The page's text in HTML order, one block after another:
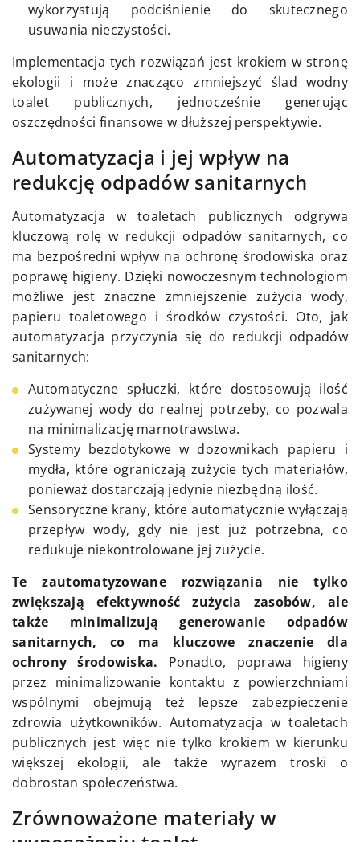
wykorzystują podciśnienie do skutecznego
usuwania nieczystości.
Implementacja tych rozwiązań jest krokiem w stronę
ekologii i może znacząco zmniejszyć ślad wodny
toalet publicznych, jednocześnie generując
oszczędności finansowe w dłuższej perspektywie.
Automatyzacja i jej wpływ na
redukcję odpadów sanitarnych
Automatyzacja w toaletach publicznych odgrywa
kluczową rolę w redukcji odpadów sanitarnych, co
ma bezpośredni wpływ na ochronę środowiska oraz
poprawę higieny. Dzięki nowoczesnym technologiom
możliwe jest znaczne zmniejszenie zużycia wody,
papieru toaletowego i środków czystości. Oto, jak
automatyzacja przyczynia się do redukcji odpadów
sanitarnych:
Automatyczne spłuczki, które dostosowują ilość
zużywanej wody do realnej potrzeby, co pozwala
na minimalizację marnotrawstwa.
Systemy bezdotykowe w dozownikach papieru i
mydła, które ograniczają zużycie tych materiałów,
ponieważ dostarczają jedynie niezbędną ilość.
Sensoryczne krany, które automatycznie wyłączają
przepływ wody, gdy nie jest już potrzebna, co
redukuje niekontrolowane jej zużycie.
Te zautomatyzowane rozwiązania nie tylko
zwiększają efektywność zużycia zasobów, ale
także minimalizują generowanie odpadów
sanitarnych, co ma kluczowe znaczenie dla
ochrony środowiska. Ponadto, poprawa higieny
przez minimalizowanie kontaktu z powierzchniami
wspólnymi obejmują też lepsze zabezpieczenie
zdrowia użytkowników. Automatyzacja w toaletach
publicznych jest więc nie tylko krokiem w kierunku
większej ekologii, ale także wyrazem troski o
dobrostan społeczeństwa.
Zrównoważone materiały w